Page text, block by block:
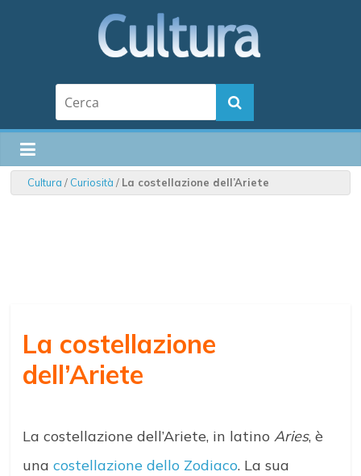
Cultura / Curiosità / La costellazione dell’Ariete
La costellazione
dell’Ariete
La costellazione dell’Ariete, in latinoAries, è
unacostellazione dello Zodiaco. La sua